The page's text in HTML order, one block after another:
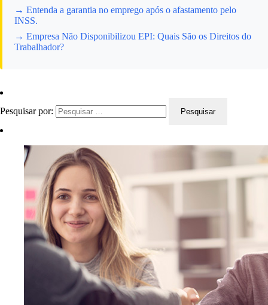
→ Entenda a garantia no emprego após o afastamento pelo
INSS.
→ Empresa Não Disponibilizou EPI: Quais São os Direitos do
Trabalhador?
Pesquisar por: